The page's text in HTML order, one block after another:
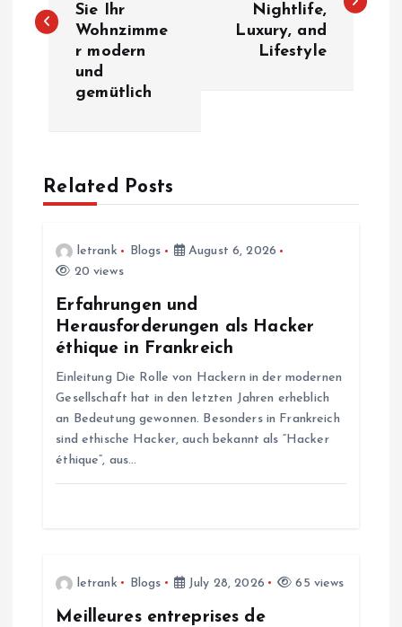
s
v
Sie Ihr
Wohnzimme
r modern
und
gemütlich
Nightlife,
Luxury, and
Lifestyle
Related Posts
letrank Blogs
August 6, 2026
20 views
Erfahrungen und
Herausforderungen als Hacker
éthique in Frankreich
Einleitung Die Rolle von Hackern in der modernen
Gesellschaft hat in den letzten Jahren erheblich
an Bedeutung gewonnen. Besonders in Frankreich
sind ethische Hacker, auch bekannt als “Hacker
éthique”, aus…
letrank Blogs July 28, 2026 65 views
Meilleures entreprises de